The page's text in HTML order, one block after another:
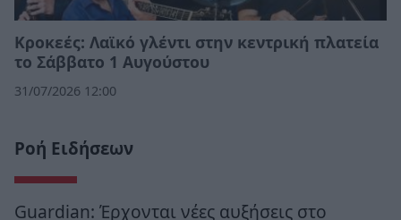
Κροκεές: Λαϊκό γλέντι στην κεντρική πλατεία
το Σάββατο 1 Αυγούστου
31/07/2026 12:00
Ροή Ειδήσεων
Guardian: Έρχονται νέες αυξήσεις στο